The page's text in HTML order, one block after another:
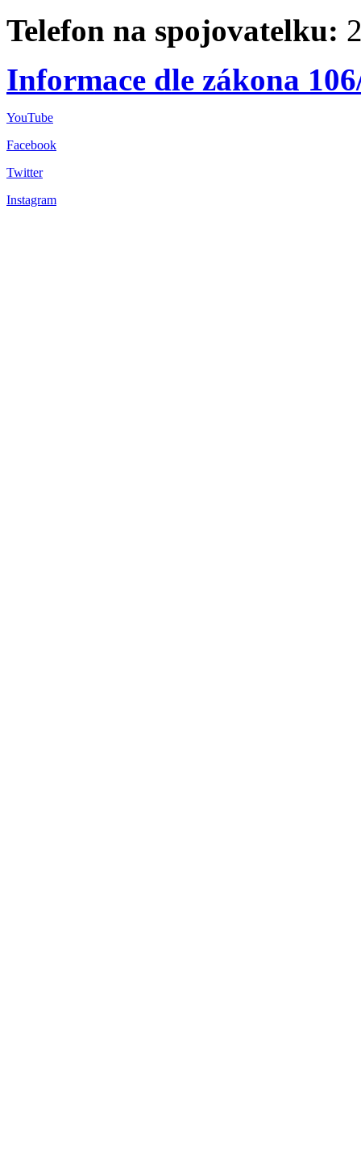
Telefon na spojovatelku:
Informace dle zákona
YouTube
Facebook
Twitter
Instagram